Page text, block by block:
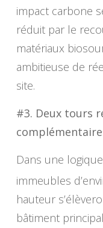
impact carbone
réduit par le
matériaux
ambitieuse de
site.
#3. Deux tours
Dans une
immeubles
hauteur
bâtiment